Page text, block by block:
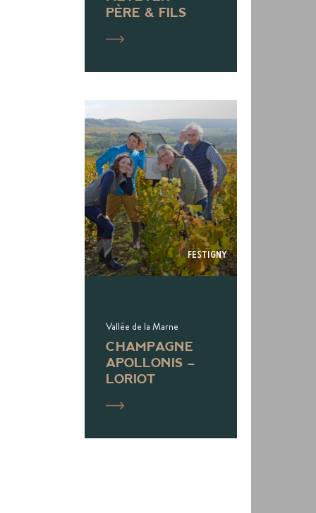
PÈRE & FILS
Festigny
Vallée de la Marne
CHAMPAGNE
APOLLONIS –
LORIOT